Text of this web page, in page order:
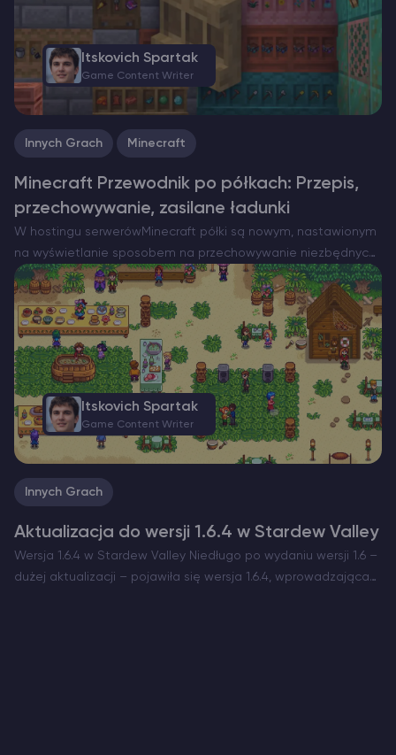
Innych Grach Minecraft
Minecraft Przewodnik po półkach: Przepis,
przechowywanie, zasilane ładunki
W hostingu serwerówMinecraft półki są nowym, nastawionym
na wyświetlanie sposobem na przechowywanie niezbędnych
rzeczy w zasięgu ręki. Są to schludne, montowane na ścianie
szafki, które zawsze pokazują, co jest w środku, a po zasileniu
mogą…
Itskovich Spartak
Game Content Writer
Innych Grach
Aktualizacja do wersji 1.6.4 w Stardew Valley
Wersja 1.6.4 w Stardew Valley Niedługo po wydaniu wersji 1.6 –
dużej aktualizacji – pojawiła się wersja 1.6.4, wprowadzająca
Itskovich Spartak
Game Content Writer